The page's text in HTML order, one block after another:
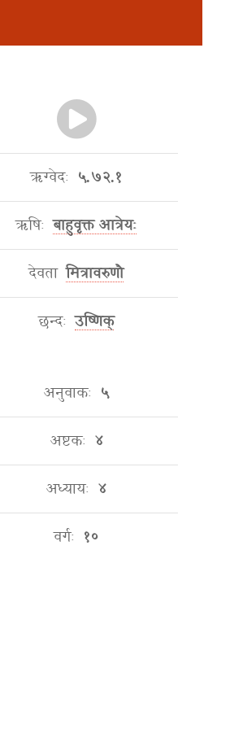
ऋग्वेदः ५.७२.१
ऋषिः बाहुवृक्त आत्रेयः
देवता मित्रावरुणौ
छन्दः उष्णिक्
अनुवाकः ५
अष्टकः ४
अध्यायः ४
वर्गः १०